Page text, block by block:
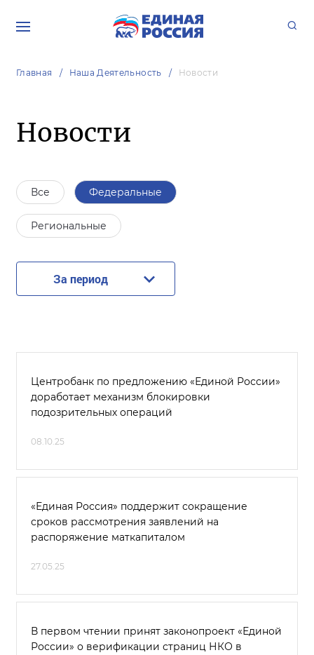
Главная Наша Деятельность Новости
Новости
Все Федеральные
Региональные
За период
Центробанк по предложению «Единой России»
доработает механизм блокировки
подозрительных операций
08.10.25
«Единая Россия» поддержит сокращение
сроков рассмотрения заявлений на
распоряжение маткапиталом
27.05.25
В первом чтении принят законопроект «Единой
России» о верификации страниц НКО в